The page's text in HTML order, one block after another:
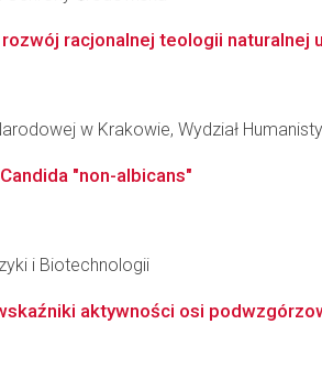
racjonalnej teologii naturalnej
w Krakowie, Wydział
"non-albicans"
i Biotechnologii
aktywności osi